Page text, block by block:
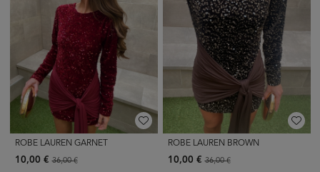
ROBE LAUREN GARNET
10,00 €36,00 €
ROBE LAUREN BROWN
10,00 €36,00 €